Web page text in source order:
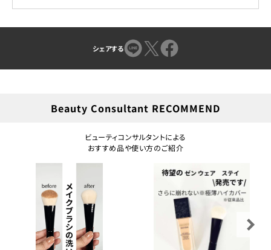
シェアする
Beauty Consultant RECOMMEND
ビューティコンサルタントによる
おすすめ品や使い方のご紹介